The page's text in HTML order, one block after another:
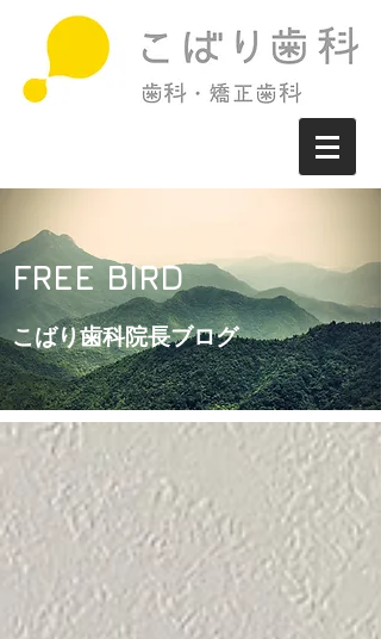
FREE BIRD
こばり歯科院長ブログ​